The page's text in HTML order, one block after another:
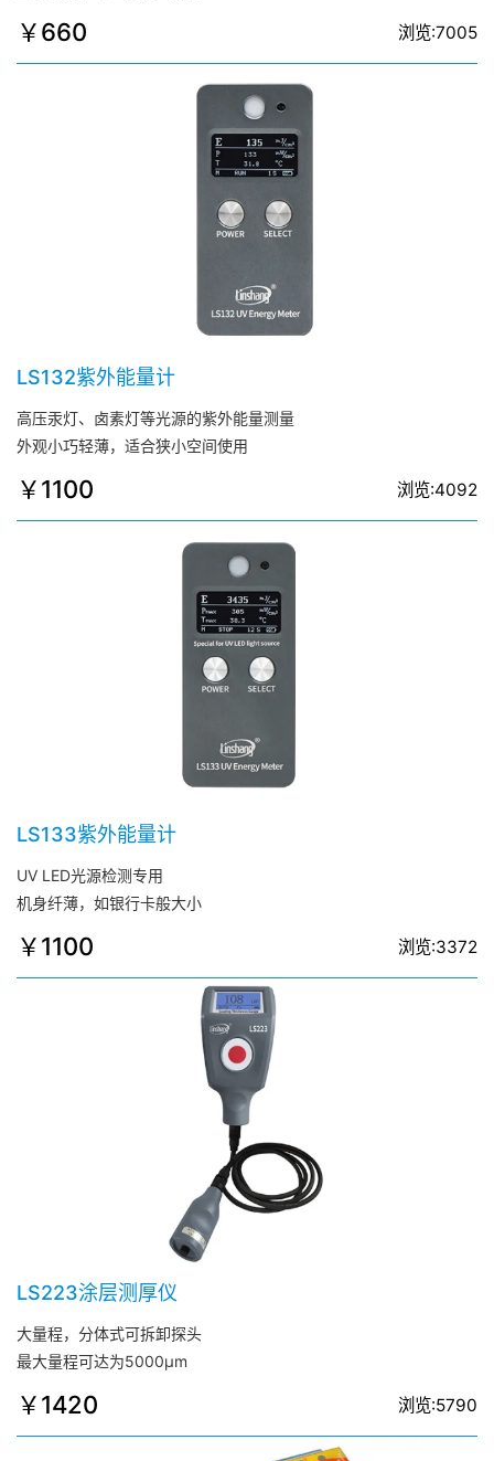
￥660 浏览:7005
LS132紫外能量计
高压汞灯、卤素灯等光源的紫外能量测量
外观小巧轻薄，适合狭小空间使用
￥1100 浏览:4092
LS133紫外能量计
UV LED光源检测专用
机身纤薄，如银行卡般大小
￥1100 浏览:3372
LS223涂层测厚仪
大量程，分体式可拆卸探头
最大量程可达为5000μm
￥1420 浏览:5790